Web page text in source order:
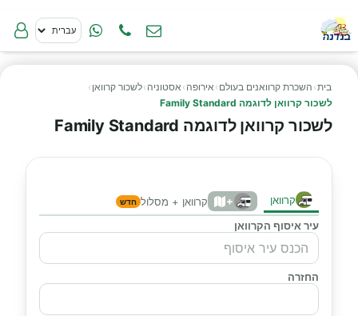
בית› השכרת קרוואנים בעולם › אירופה › אסטוניה ›לשכור קרוואן ›
לשכור קרוואן לדוגמה Family Standard
לשכור קרוואן לדוגמה Family Standard
קרוואן + קרוואן + מסלול חדש
עיר איסוף הקרוואן
החזרה